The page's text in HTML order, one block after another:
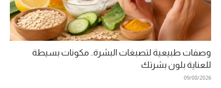
وصفات طبيعية لتصبغات البشرة.. مكونات بسيطة
للعناية بلون بشرتك
09/08/2026